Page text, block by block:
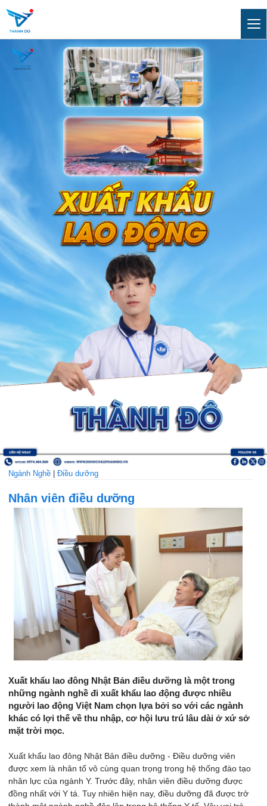
Ngành Nghề |Điều dưỡng
Nhân viên điều dưỡng
Xuất khẩu lao đông Nhật Bản điều dưỡng là một trong
những ngành nghề đi xuất khẩu lao động được nhiều
người lao động Việt Nam chọn lựa bởi so với các ngành
khác có lợi thế về thu nhập, cơ hội lưu trú lâu dài ở xứ sở
mặt trời mọc.
Xuất khẩu lao đông Nhật Bản điều dưỡng - Điều dưỡng viên
được xem là nhân tố vô cùng quan trọng trong hệ thống đào tạo
nhân lực của ngành Y. Trước đây, nhân viên điều dưỡng được
đồng nhất với Y tá. Tuy nhiên hiện nay, điều dưỡng đã được trở